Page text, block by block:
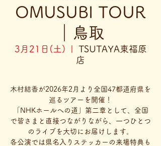
OMUSUBI TOUR
｜鳥取
3月21日(土)
TSUTAYA東福原
店
木村結香が2026年2月より全国47都道府県を
巡るツアーを開催！
「NHKホールへの道」第二章として、全国
で皆さまと直接つながりながら、一つひとつ
のライブを大切にお届けします。
各公演では県名入りステッカーの来場特典も